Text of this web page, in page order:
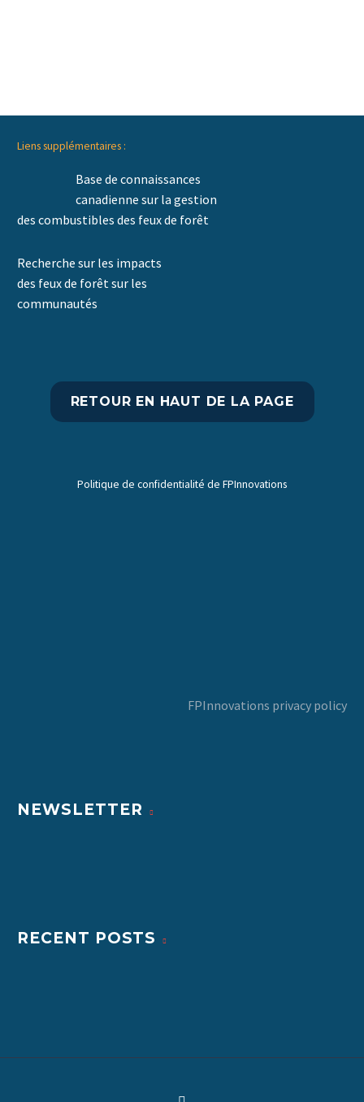
Liens supplémentaires :
Base de connaissances
canadienne sur la gestion
des combustibles des feux de forêt
Recherche sur les impacts
des feux de forêt sur les
communautés
RETOUR EN HAUT DE LA PAGE
Politique de confidentialité de FPInnovations
FPInnovations privacy policy
NEWSLETTER
RECENT POSTS